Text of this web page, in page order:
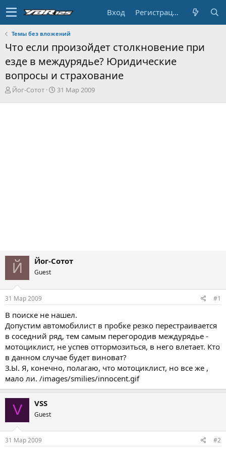
Вход Регистрация
Темы без вложений
Что если произойдет столкновение при
езде в междурядье? Юридические
вопросы и страхование
А
Йог-Сотот
Д
31 Мар 2009
Й Йог-Сотот
Guest
31 Мар 2009 #1
В поиске не нашел.
Допустим автомобилист в пробке резко перестраивается
в соседний ряд, тем самым перегородив междурядье -
мотоциклист, не успев оттормозиться, в него влетает. Кто
в данном случае будет виноват?
З.Ы. Я, конечно, полагаю, что мотоциклист, но все же ,
мало ли. /images/smilies/innocent.gif
V VSS
Guest
31 Мар 2009 #2